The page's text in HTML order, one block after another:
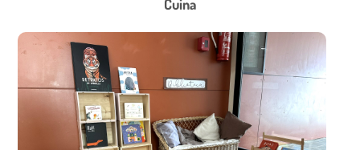
Cuina